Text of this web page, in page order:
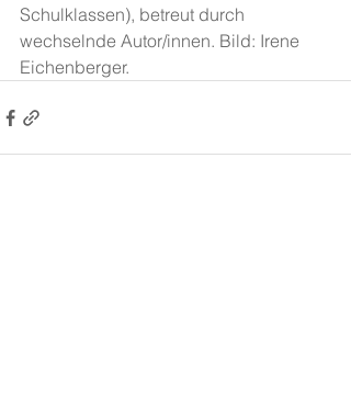
Schulklassen), betreut durch
wechselnde Autor/innen. Bild: Irene
Eichenberger.